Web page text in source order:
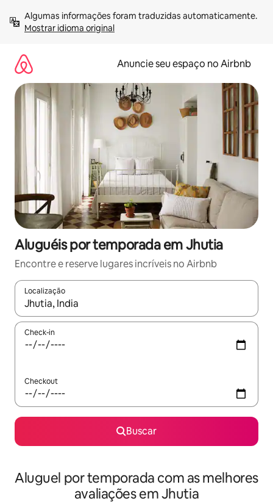
para
Mostrar idioma original
Anuncie seu espaço no Airbnb
Aluguéis por temporada em Jhutia
Encontre e reserve lugares incríveis no Airbnb
Localização
Quando os resultados estiverem disponíveis, explore-os
Check-in
Checkout
Buscar
Aluguel por temporada com as melhores
avaliações em Jhutia